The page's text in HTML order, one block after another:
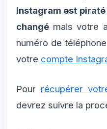
Instagram est piraté
changé mais votre
numéro de
votre compte
Pour récupérer
devrez suivre la